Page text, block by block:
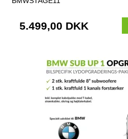
5.499,00 DKK